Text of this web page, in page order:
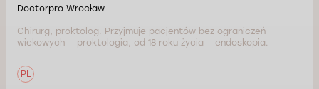
Doctorpro Wrocław
Chirurg, proktolog. Przyjmuje pacjentów bez ograniczeń
wiekowych – proktologia, od 18 roku życia – endoskopia.
PL